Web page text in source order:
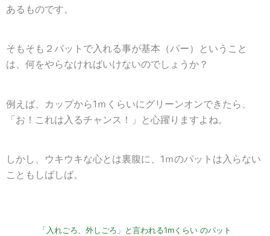
あるものです。
そもそも２パットで入れる事が基本（パー）ということ
は、何をやらなければいけないのでしょうか？
例えば、カップから1ｍくらいにグリーンオンできたら、
「お！これは入るチャンス！」と心躍りますよね。
しかし、ウキウキな心とは裏腹に、1ｍのパットは入らない
こともしばしば。
「入れごろ、外しごろ」と言われる1mくらい のパット